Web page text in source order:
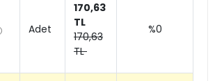
Adet
170,63
TL
170,63
TL
%0